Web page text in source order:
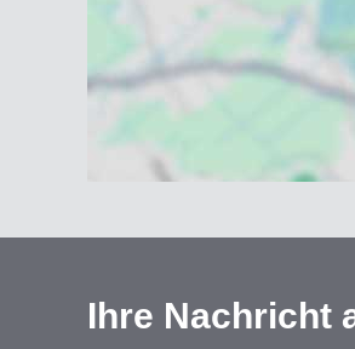
Ihre Nachricht